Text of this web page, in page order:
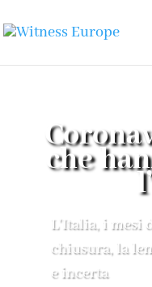
che
L'Italia, i mesi
chiusura, la
e incerta